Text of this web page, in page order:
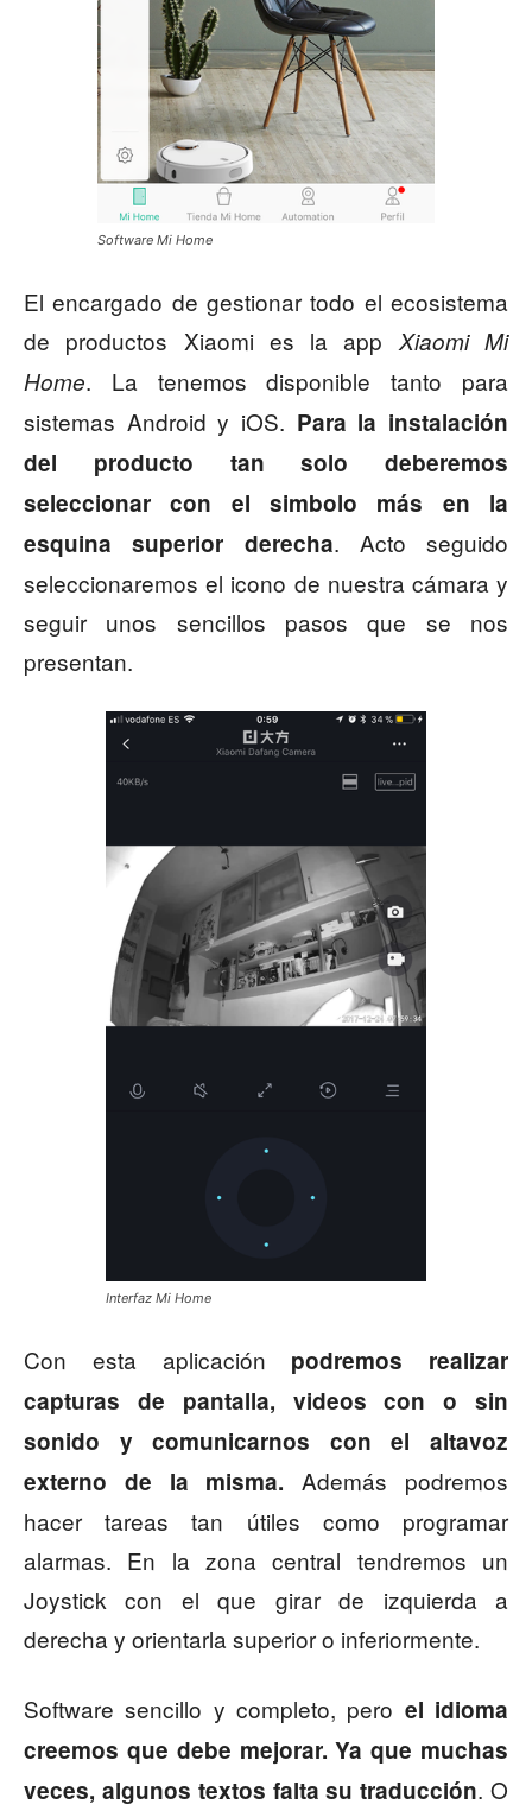
Software Mi Home
El encargado de gestionar todo el ecosistema
de productos Xiaomi es la app Xiaomi Mi
Home. La tenemos disponible tanto para
sistemas Android y iOS. Para la instalación
del producto tan solo deberemos
seleccionar con el simbolo más en la
esquina superior derecha. Acto seguido
seleccionaremos el icono de nuestra cámara y
seguir unos sencillos pasos que se nos
presentan.
Interfaz Mi Home
Con esta aplicación podremos realizar
capturas de pantalla, videos con o sin
sonido y comunicarnos con el altavoz
externo de la misma. Además podremos
hacer tareas tan útiles como programar
alarmas. En la zona central tendremos un
Joystick con el que girar de izquierda a
derecha y orientarla superior o inferiormente.
Software sencillo y completo, pero el idioma
creemos que debe mejorar. Ya que muchas
veces, algunos textos falta su traducción. O